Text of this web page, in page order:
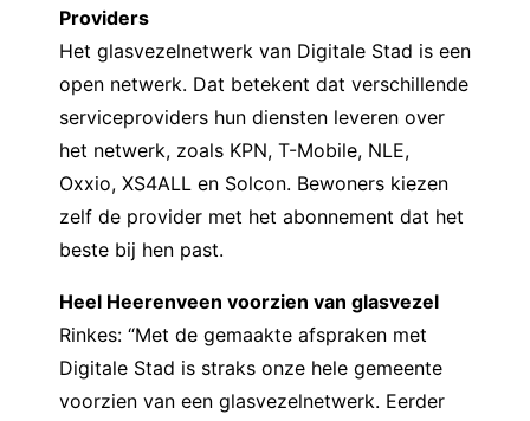
Providers
Het glasvezelnetwerk van Digitale Stad is een
open netwerk. Dat betekent dat verschillende
serviceproviders hun diensten leveren over
het netwerk, zoals KPN, T-Mobile, NLE,
Oxxio, XS4ALL en Solcon. Bewoners kiezen
zelf de provider met het abonnement dat het
beste bij hen past.
Heel Heerenveen voorzien van glasvezel
Rinkes: “Met de gemaakte afspraken met
Digitale Stad is straks onze hele gemeente
voorzien van een glasvezelnetwerk. Eerder